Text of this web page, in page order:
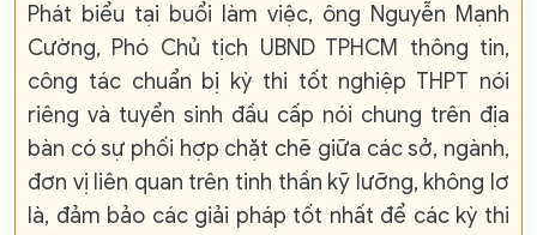
Phát biểu tại buổi làm việc, ông Nguyễn Mạnh
Cường, Phó Chủ tịch UBND TPHCM thông tin,
công tác chuẩn bị kỳ thi tốt nghiệp THPT nói
riêng và tuyển sinh đầu cấp nói chung trên địa
bàn có sự phối hợp chặt chẽ giữa các sở, ngành,
đơn vị liên quan trên tinh thần kỹ lưỡng, không lơ
là, đảm bảo các giải pháp tốt nhất để các kỳ thi